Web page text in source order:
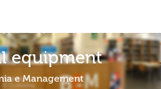
equipment
e Management